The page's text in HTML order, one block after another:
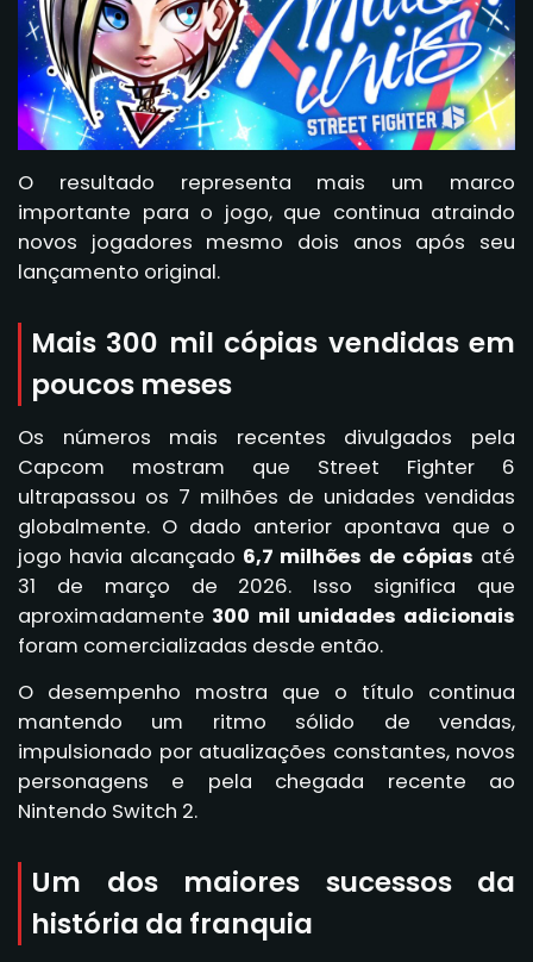
O resultado representa mais um marco
importante para o jogo, que continua atraindo
novos jogadores mesmo dois anos após seu
lançamento original.
Mais 300 mil cópias vendidas em
poucos meses
Os números mais recentes divulgados pela
Capcom mostram que Street Fighter 6
ultrapassou os 7 milhões de unidades vendidas
globalmente. O dado anterior apontava que o
jogo havia alcançado 6,7 milhões de cópias até
31 de março de 2026. Isso significa que
aproximadamente 300 mil unidades adicionais
foram comercializadas desde então.
O desempenho mostra que o título continua
mantendo um ritmo sólido de vendas,
impulsionado por atualizações constantes, novos
personagens e pela chegada recente ao
Nintendo Switch 2.
Um dos maiores sucessos da
história da franquia